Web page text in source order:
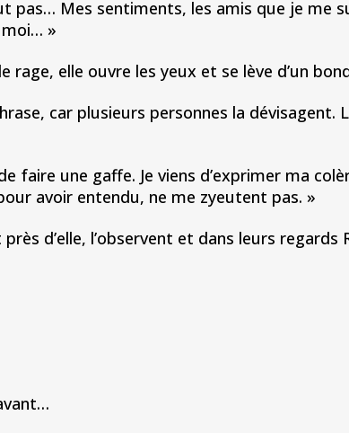
Mes sentiments, les amis que je me
»
rage, elle ouvre les yeux et se lève d’un
car plusieurs personnes la dévisagent.
faire une gaffe. Je viens d’exprimer ma
avoir entendu, ne me zyeutent pas. »
d’elle, l’observent et dans leurs